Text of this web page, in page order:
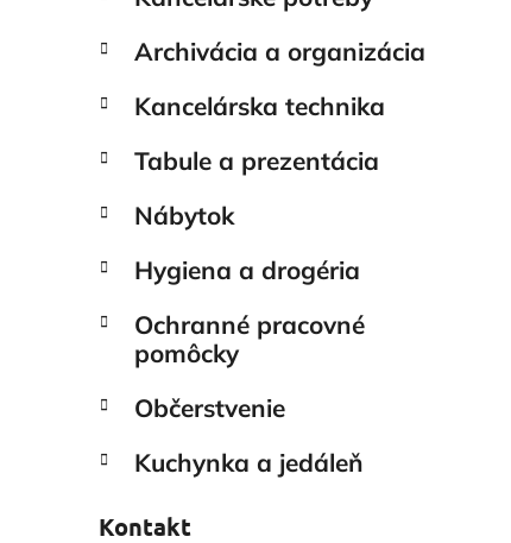
Archivácia a organizácia
Kancelárska technika
Tabule a prezentácia
Nábytok
Hygiena a drogéria
Ochranné pracovné
pomôcky
Občerstvenie
Kuchynka a jedáleň
Kontakt